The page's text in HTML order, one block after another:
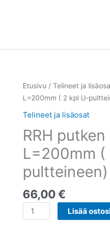
Etusivu / Telineet ja
L=200mm ( 2 kpl U-
Telineet ja lisäosat
RRH
L=200mm (
pultteineen)
66,00€
RRH
putken
väliorret
L=200mm
(
2
kpl
U-
pultteineen)
määrä
Lisää